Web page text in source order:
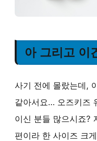
아 그리고 이
사기 전에 몰랐는데,
같아서요… 오즈키즈
이신 분들 많으시죠?
편이라 한 사이즈 크